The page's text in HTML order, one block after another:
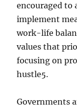
encouraged to
implement
work-life
values that
focusing on
hustle5.
Governments